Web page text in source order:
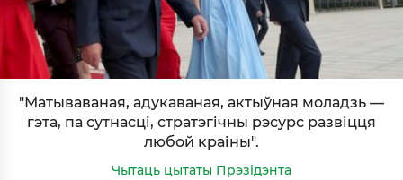
"Матываваная, адукаваная, актыўная моладзь —
гэта, па сутнасці, стратэгічны рэсурс развіцця
любой краіны".
Чытаць цытаты Прэзiдэнта